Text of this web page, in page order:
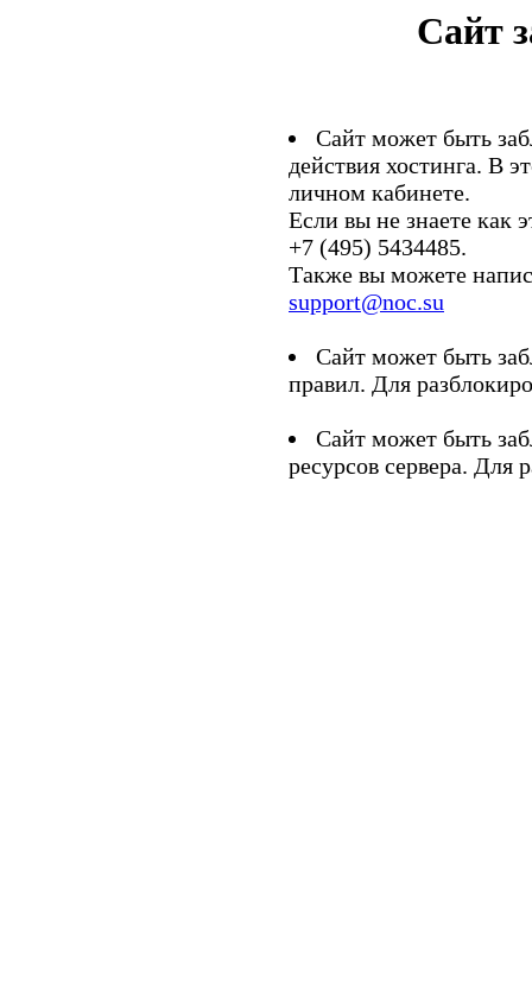
Сайт
Сайт может быть
действия хостинга. В
личном кабинете.
Если вы не знаете как
+7 (495) 5434485.
Также вы можете
support@noc.su
Сайт может быть
правил. Для
Сайт может быть
ресурсов сервера. Для